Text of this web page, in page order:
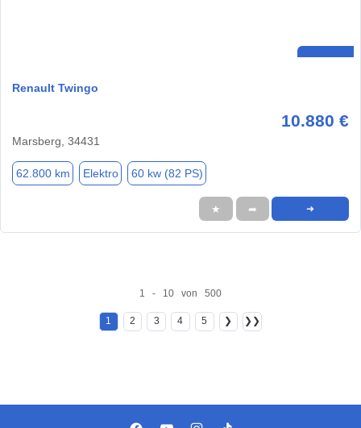
Renault Twingo
10.880 €
Marsberg, 34431
62.800 km Elektro 60 kw (82 PS)
★ ➦ ➜
1 - 10 von 500
1 2 3 4 5 ❯ ❯❯